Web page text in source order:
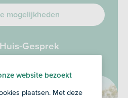
mogelijkheden
Gesprek
website bezoekt
plaatsen. Met deze